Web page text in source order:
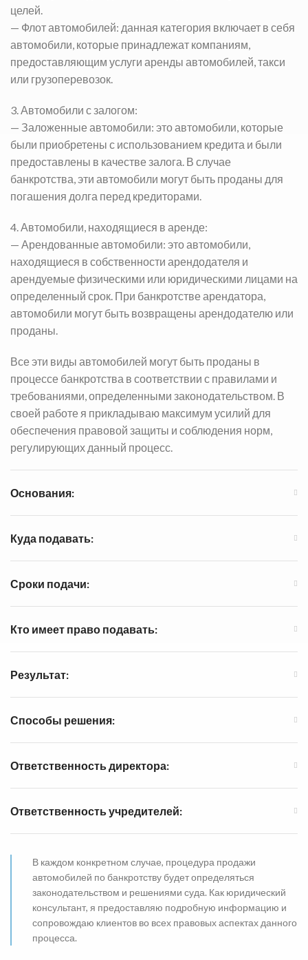
целей.
— Флот автомобилей: данная категория включает в себя
автомобили, которые принадлежат компаниям,
предоставляющим услуги аренды автомобилей, такси
или грузоперевозок.
3. Автомобили с залогом:
— Заложенные автомобили: это автомобили, которые
были приобретены с использованием кредита и были
предоставлены в качестве залога. В случае
банкротства, эти автомобили могут быть проданы для
погашения долга перед кредиторами.
4. Автомобили, находящиеся в аренде:
— Арендованные автомобили: это автомобили,
находящиеся в собственности арендодателя и
арендуемые физическими или юридическими лицами на
определенный срок. При банкротстве арендатора,
автомобили могут быть возвращены арендодателю или
проданы.
Все эти виды автомобилей могут быть проданы в
процессе банкротства в соответствии с правилами и
требованиями, определенными законодательством. В
своей работе я прикладываю максимум усилий для
обеспечения правовой защиты и соблюдения норм,
регулирующих данный процесс.
Основания:
Куда подавать:
Сроки подачи:
Кто имеет право подавать:
Результат:
Способы решения:
Ответственность директора:
Ответственность учредителей:
В каждом конкретном случае, процедура продажи
автомобилей по банкротству будет определяться
законодательством и решениями суда. Как юридический
консультант, я предоставляю подробную информацию и
сопровождаю клиентов во всех правовых аспектах данного
процесса.